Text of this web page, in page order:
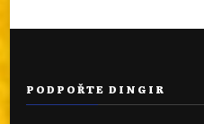
PODPOŘTE DINGIR